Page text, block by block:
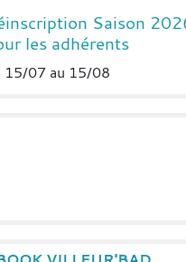
Saison
les adhérents
15/07 au 15/08